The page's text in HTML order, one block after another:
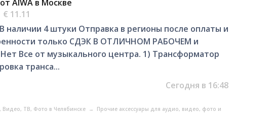
AIWA в Москве
€ 11.11
наличии 4 штуки Отправка в регионы после оплаты и
только СДЭК В ОТЛИЧНОМ РАБОЧЕМ и
Все от музыкального центра. 1) Трансформатор
транса...
Сегодня в 16:48
Видео, ТВ, Фото в Челябинске → Прочие аксессуары для аудио, видео, фото и